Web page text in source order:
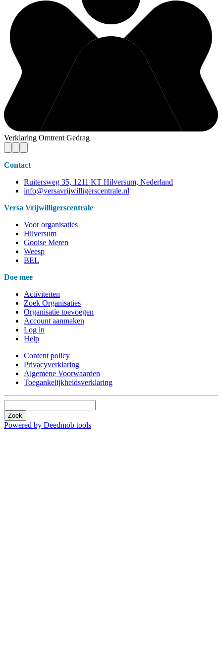
Verklaring Omtrent Gedrag
Contact
Ruitersweg 35, 1211 KT Hilversum, Nederland
info@versavrijwilligerscentrale.nl
Versa Vrijwilligerscentrale
Voor organisaties
Hilversum
Gooise Meren
Weesp
BEL
Doe mee
Activiteiten
Zoek Organisaties
Organisatie toevoegen
Account aanmaken
Log in
Help
Content policy
Privacyverklaring
Algemene Voorwaarden
Toegankelijkheidsverklaring
Zoek
Powered by Deedmob tools